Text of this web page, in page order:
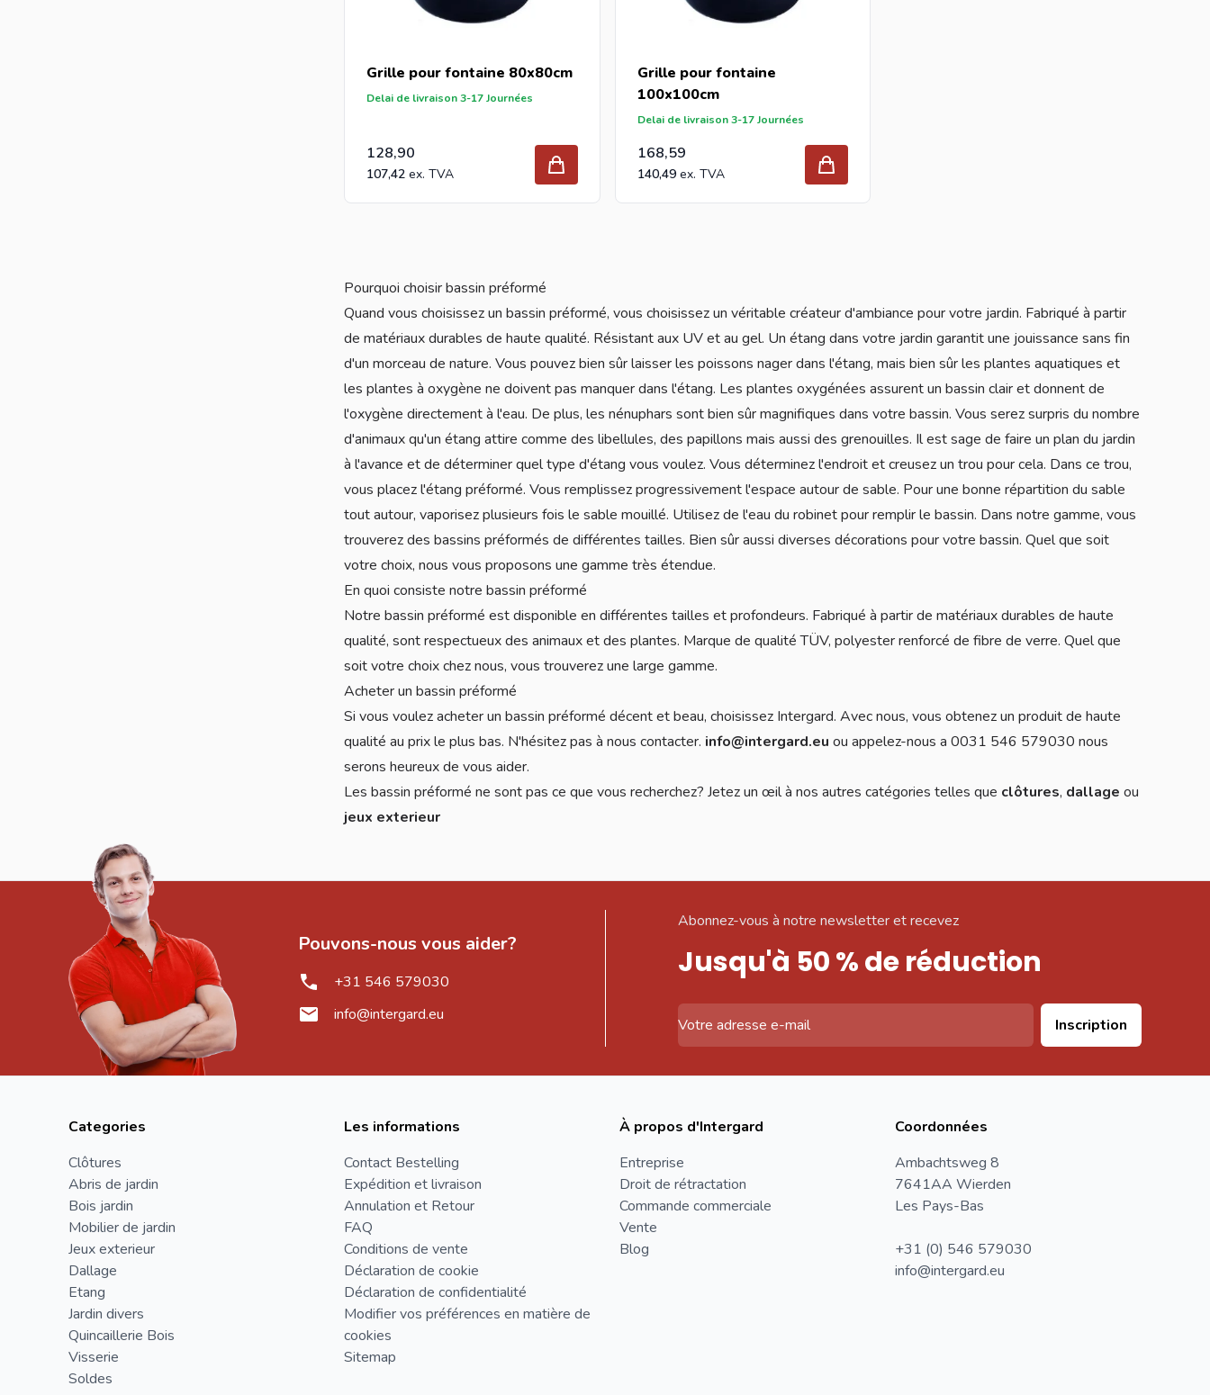
Grille pour fontaine 80x80cm
Delai de livraison 3-17 Journées
128,90
107,42
Grille pour fontaine
100x100cm
Delai de livraison 3-17 Journées
168,59
140,49
Pourquoi choisir bassin préformé
Quand vous choisissez un bassin préformé, vous choisissez un véritable créateur d'ambiance pour votre jardin. Fabriqué à partir
de matériaux durables de haute qualité. Résistant aux UV et au gel. Un étang dans votre jardin garantit une jouissance sans fin
d'un morceau de nature. Vous pouvez bien sûr laisser les poissons nager dans l'étang, mais bien sûr les plantes aquatiques et
les plantes à oxygène ne doivent pas manquer dans l'étang. Les plantes oxygénées assurent un bassin clair et donnent de
l'oxygène directement à l'eau. De plus, les nénuphars sont bien sûr magnifiques dans votre bassin. Vous serez surpris du nombre
d'animaux qu'un étang attire comme des libellules, des papillons mais aussi des grenouilles. Il est sage de faire un plan du jardin
à l'avance et de déterminer quel type d'étang vous voulez. Vous déterminez l'endroit et creusez un trou pour cela. Dans ce trou,
vous placez l'étang préformé. Vous remplissez progressivement l'espace autour de sable. Pour une bonne répartition du sable
tout autour, vaporisez plusieurs fois le sable mouillé. Utilisez de l'eau du robinet pour remplir le bassin. Dans notre gamme, vous
trouverez des bassins préformés de différentes tailles. Bien sûr aussi diverses décorations pour votre bassin. Quel que soit
votre choix, nous vous proposons une gamme très étendue.
En quoi consiste notre bassin préformé
Notre bassin préformé est disponible en différentes tailles et profondeurs. Fabriqué à partir de matériaux durables de haute
qualité, sont respectueux des animaux et des plantes. Marque de qualité TÜV, polyester renforcé de fibre de verre. Quel que
soit votre choix chez nous, vous trouverez une large gamme.
Acheter un bassin préformé
Si vous voulez acheter un bassin préformé décent et beau, choisissez Intergard. Avec nous, vous obtenez un produit de haute
qualité au prix le plus bas. N'hésitez pas à nous contacter. info@intergard.eu ou appelez-nous a 0031 546 579030 nous
serons heureux de vous aider.
Les bassin préformé ne sont pas ce que vous recherchez? Jetez un œil à nos autres catégories telles que clôtures, dallage ou
jeux exterieur
Pouvons-nous vous aider?
+31 546 579030
info@intergard.eu
Abonnez-vous à notre newsletter et recevez
Jusqu'à 50 % de réduction
Inscription
Categories
Clôtures
Abris de jardin
Bois jardin
Mobilier de jardin
Jeux exterieur
Dallage
Etang
Jardin divers
Quincaillerie Bois
Visserie
Soldes
Les informations
Contact Bestelling
Expédition et livraison
Annulation et Retour
FAQ
Conditions de vente
Déclaration de cookie
Déclaration de confidentialité
Modifier vos préférences en matière de
cookies
Sitemap
À propos d'Intergard
Entreprise
Droit de rétractation
Commande commerciale
Vente
Blog
Coordonnées
Ambachtsweg 8
7641AA Wierden
Les Pays-Bas
+31 (0) 546 579030
info@intergard.eu